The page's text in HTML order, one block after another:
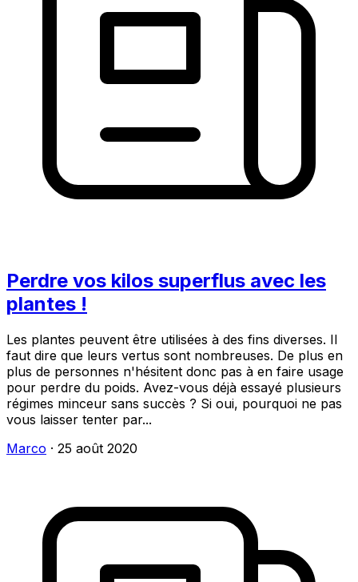
Perdre vos kilos superflus avec les
plantes !
Les plantes peuvent être utilisées à des fins diverses. Il
faut dire que leurs vertus sont nombreuses. De plus en
plus de personnes n'hésitent donc pas à en faire usage
pour perdre du poids. Avez-vous déjà essayé plusieurs
régimes minceur sans succès ? Si oui, pourquoi ne pas
vous laisser tenter par...
Marco · 25 août 2020